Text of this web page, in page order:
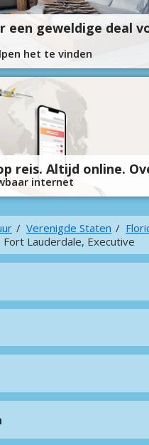
een geweldige deal
het te vinden
reis. Altijd online.
internet
Verenigde Staten
Fort Lauderdale, Executive